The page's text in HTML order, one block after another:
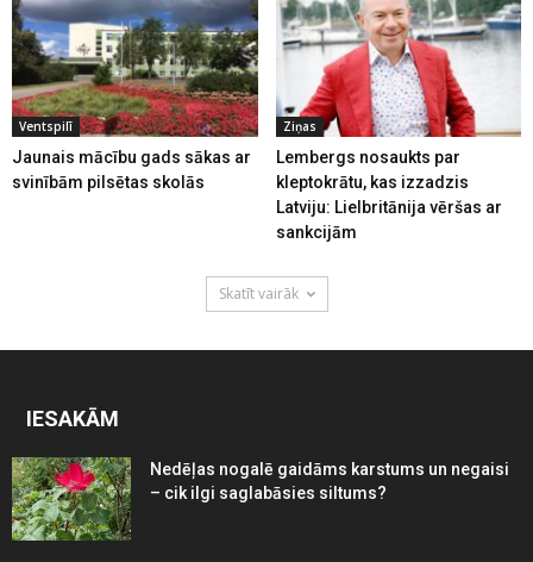
Ventspilī
Jaunais mācību gads sākas ar
svinībām pilsētas skolās
Ziņas
Lembergs nosaukts par
kleptokrātu, kas izzadzis
Latviju: Lielbritānija vēršas ar
sankcijām
Skatīt vairāk
IESAKĀM
Nedēļas nogalē gaidāms karstums un negaisi
– cik ilgi saglabāsies siltums?